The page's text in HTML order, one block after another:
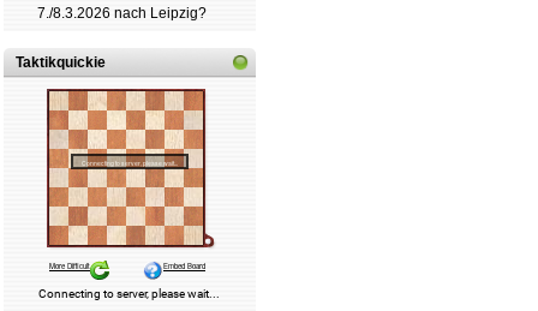
7./8.3.2026 nach Leipzig?
Taktikquickie